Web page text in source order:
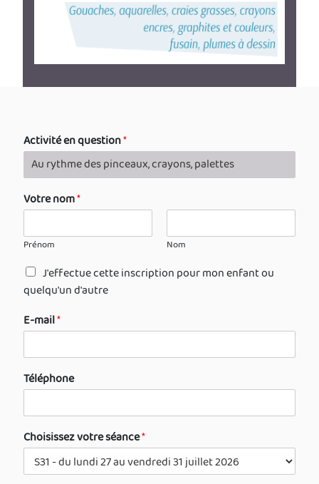
Activité en question*
Votre nom*
Prénom Nom
J'effectue cette inscription pour mon enfant ou
quelqu'un d'autre
E-mail*
Téléphone
Choisissez votre séance*